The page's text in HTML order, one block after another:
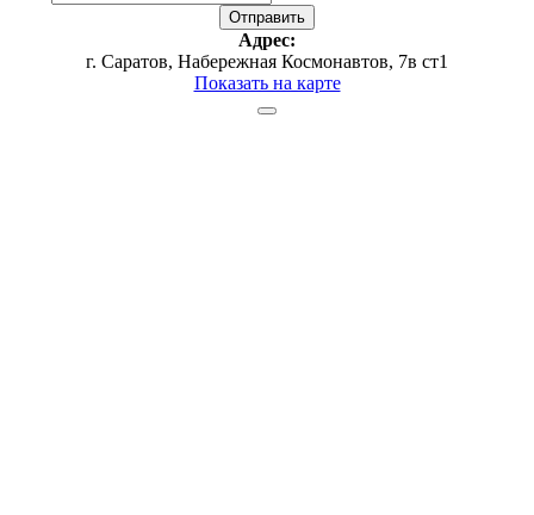
Адрес:
г. Саратов, Набережная Космонавтов, 7в ст1
Показать на карте